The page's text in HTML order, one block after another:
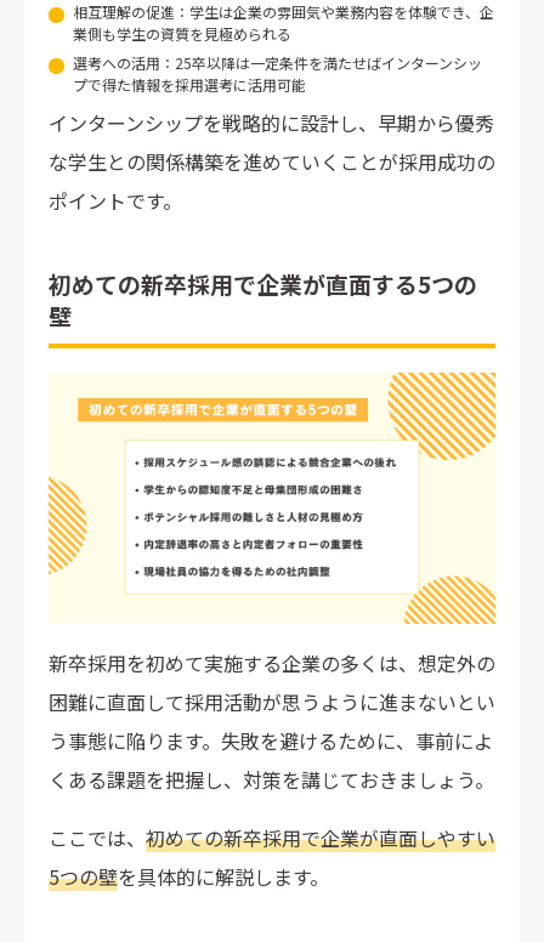
相互理解の促進：学生は企業の雰囲気や業務内容を体験でき、企
業側も学生の資質を見極められる
選考への活用：25卒以降は一定条件を満たせばインターンシッ
プで得た情報を採用選考に活用可能
インターンシップを戦略的に設計し、早期から優秀
な学生との関係構築を進めていくことが採用成功の
ポイントです。
初めての新卒採用で企業が直面する5つの
壁
新卒採用を初めて実施する企業の多くは、想定外の
困難に直面して採用活動が思うように進まないとい
う事態に陥ります。失敗を避けるために、事前によ
くある課題を把握し、対策を講じておきましょう。
ここでは、 初めての新卒採用で企業が直面しやすい
5つの壁を具体的に解説します。